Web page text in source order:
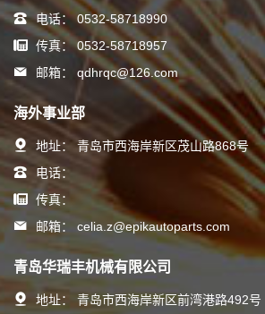
电话： 0532-58718990
传真： 0532-58718957
邮箱：
qdhrqc@126.com
海外事业部
地址： 青岛市西海岸新区茂山路868号
电话：
传真：
邮箱：
celia.z@epikautoparts.com
青岛华瑞丰机械有限公司
地址：
青岛市西海岸新区前湾港路492号